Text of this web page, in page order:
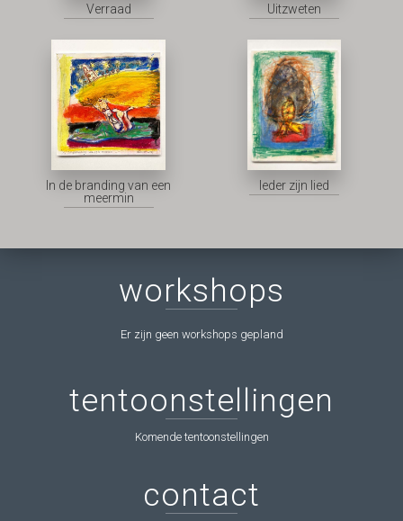
Verraad Uitzweten
In de branding van een
meermin
Ieder zijn lied
workshops
Er zijn geen workshops gepland
contact
tentoonstellingen
Komende tentoonstellingen